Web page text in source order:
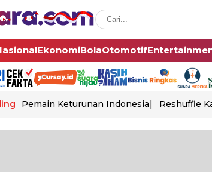
EkonomiBolaOtomotif
Pemain Keturunan Indonesia Reshuffle